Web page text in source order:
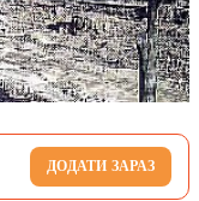
ДОДАТИ ЗАРАЗ